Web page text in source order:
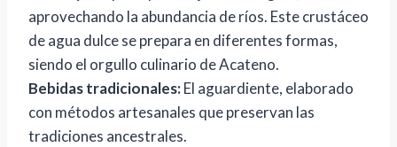
aprovechando la abundancia de ríos. Este crustáceo
de agua dulce se prepara en diferentes formas,
siendo el orgullo culinario de Acateno.
Bebidas tradicionales:El aguardiente, elaborado
con métodos artesanales que preservan las
tradiciones ancestrales.